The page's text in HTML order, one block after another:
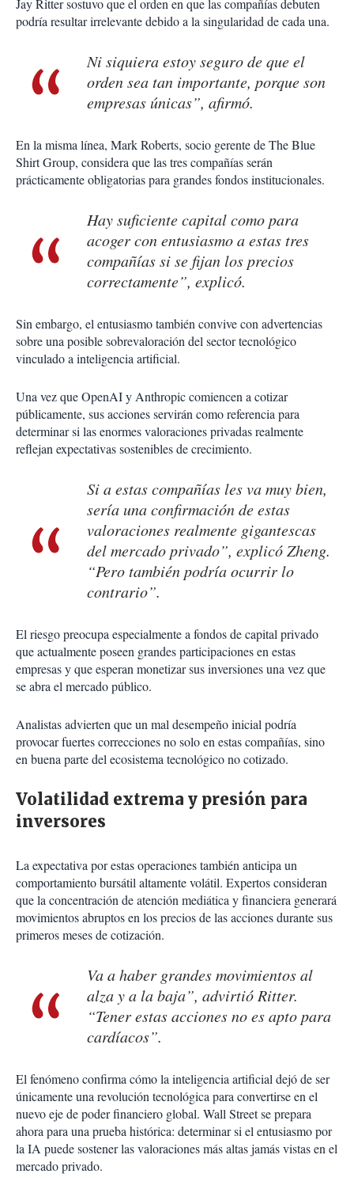
Jay Ritter sostuvo que el orden en que las compañías debuten
podría resultar irrelevante debido a la singularidad de cada una.
Ni siquiera estoy seguro de que el
orden sea tan importante, porque son
empresas únicas”, afirmó.
En la misma línea, Mark Roberts, socio gerente de The Blue
Shirt Group, considera que las tres compañías serán
prácticamente obligatorias para grandes fondos institucionales.
Hay suficiente capital como para
acoger con entusiasmo a estas tres
compañías si se fijan los precios
correctamente”, explicó.
Sin embargo, el entusiasmo también convive con advertencias
sobre una posible sobrevaloración del sector tecnológico
vinculado a inteligencia artificial.
Una vez que OpenAI y Anthropic comiencen a cotizar
públicamente, sus acciones servirán como referencia para
determinar si las enormes valoraciones privadas realmente
reflejan expectativas sostenibles de crecimiento.
Si a estas compañías les va muy bien,
sería una confirmación de estas
valoraciones realmente gigantescas
del mercado privado”, explicó Zheng.
“Pero también podría ocurrir lo
contrario”.
El riesgo preocupa especialmente a fondos de capital privado
que actualmente poseen grandes participaciones en estas
empresas y que esperan monetizar sus inversiones una vez que
se abra el mercado público.
Analistas advierten que un mal desempeño inicial podría
provocar fuertes correcciones no solo en estas compañías, sino
en buena parte del ecosistema tecnológico no cotizado.
Volatilidad extrema y presión para
inversores
La expectativa por estas operaciones también anticipa un
comportamiento bursátil altamente volátil. Expertos consideran
que la concentración de atención mediática y financiera generará
movimientos abruptos en los precios de las acciones durante sus
primeros meses de cotización.
Va a haber grandes movimientos al
alza y a la baja”, advirtió Ritter.
“Tener estas acciones no es apto para
cardíacos”.
El fenómeno confirma cómo la inteligencia artificial dejó de ser
únicamente una revolución tecnológica para convertirse en el
nuevo eje de poder financiero global. Wall Street se prepara
ahora para una prueba histórica: determinar si el entusiasmo por
la IA puede sostener las valoraciones más altas jamás vistas en el
mercado privado.